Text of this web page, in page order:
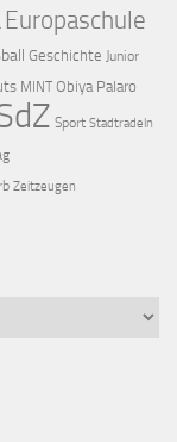
Europaschule
Geschichte Junior
MINT Obiya Palaro
Sport Stadtradeln
Zeitzeugen